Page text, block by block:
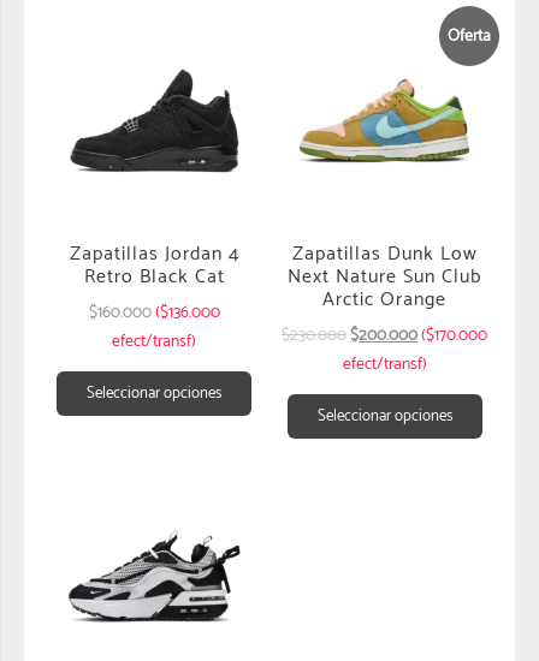
Zapatillas Jordan 4
Retro Black Cat
$160.000($136.000
efect/transf)
Seleccionar opciones
Oferta
Zapatillas Dunk Low
Next Nature Sun Club
Arctic Orange
$230.000$200.000($170.000
efect/transf)
Seleccionar opciones